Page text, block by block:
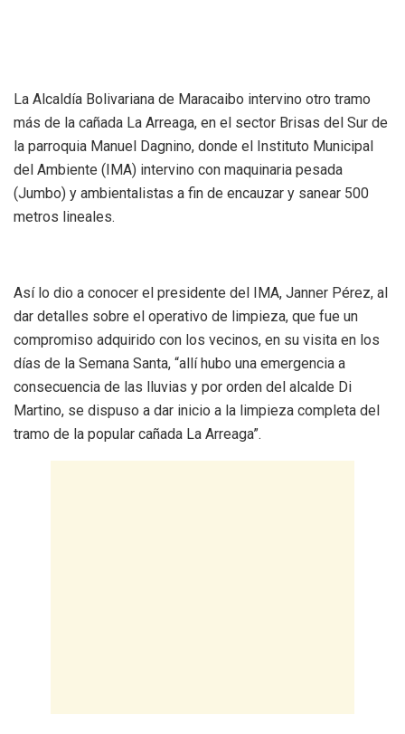
La Alcaldía Bolivariana de Maracaibo intervino otro tramo
más de la cañada La Arreaga, en el sector Brisas del Sur de
la parroquia Manuel Dagnino, donde el Instituto Municipal
del Ambiente (IMA) intervino con maquinaria pesada
(Jumbo) y ambientalistas a fin de encauzar y sanear 500
metros lineales.
Así lo dio a conocer el presidente del IMA, Janner Pérez, al
dar detalles sobre el operativo de limpieza, que fue un
compromiso adquirido con los vecinos, en su visita en los
días de la Semana Santa, “allí hubo una emergencia a
consecuencia de las lluvias y por orden del alcalde Di
Martino, se dispuso a dar inicio a la limpieza completa del
tramo de la popular cañada La Arreaga”.